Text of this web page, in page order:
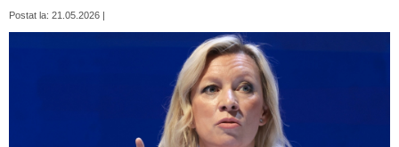
Postat la: 21.05.2026 |